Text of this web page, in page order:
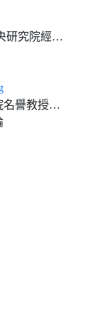
所特聘研究員
院優遇大法官